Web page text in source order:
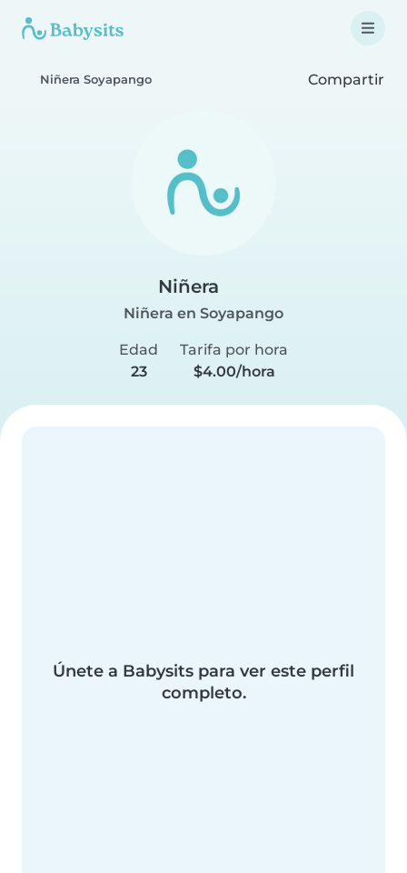
Niñera Soyapango Compartir
Niñera
Niñera en Soyapango
Edad
23
Tarifa por hora
$4.00/hora
Únete a Babysits para ver este perfil
completo.